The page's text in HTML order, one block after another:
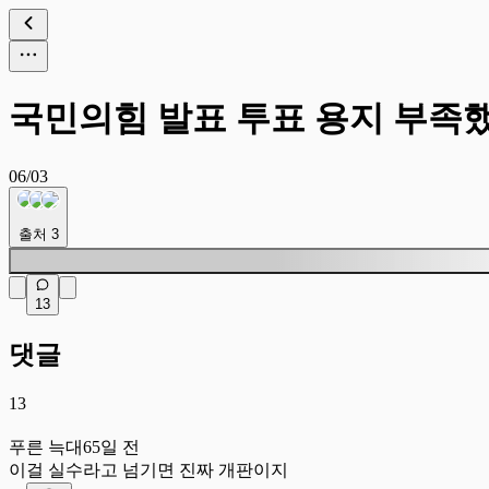
국민의힘 발표 투표 용지 부족
06/03
출처 3
13
댓글
13
푸른 늑대65일 전
이걸 실수라고 넘기면 진짜 개판이지